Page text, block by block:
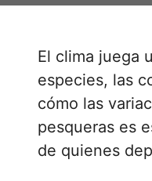
El clima juega un papel crucial en la pesca, influyendo en la disponibilidad de
especies, las
cómo las
pesqueras es
de quienes